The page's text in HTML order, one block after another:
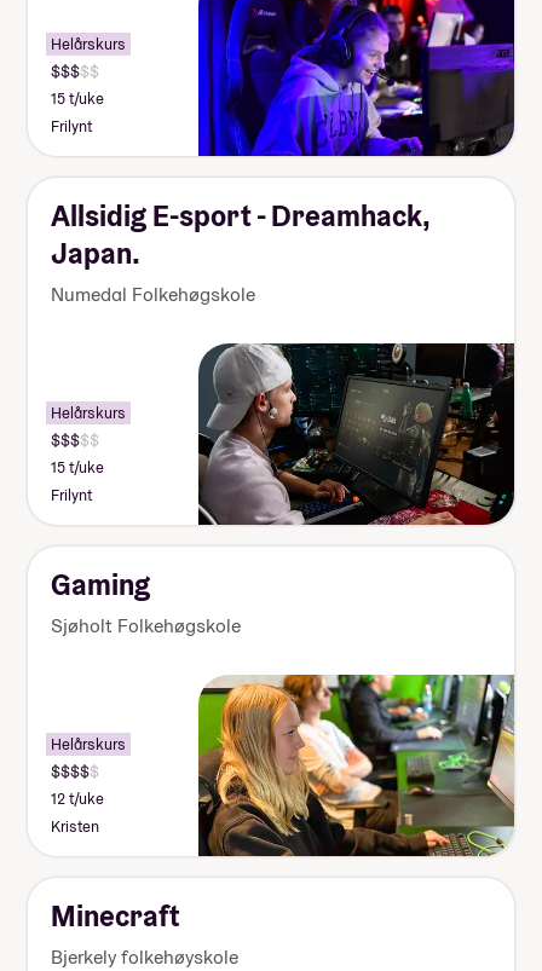
Helårskurs
15 t/uke
Frilynt
Allsidig E-sport - Dreamhack,
Japan.
Numedal Folkehøgskole
Helårskurs
15 t/uke
Frilynt
Gaming
Sjøholt Folkehøgskole
Helårskurs
12 t/uke
Kristen
Minecraft
Bjerkely folkehøyskole